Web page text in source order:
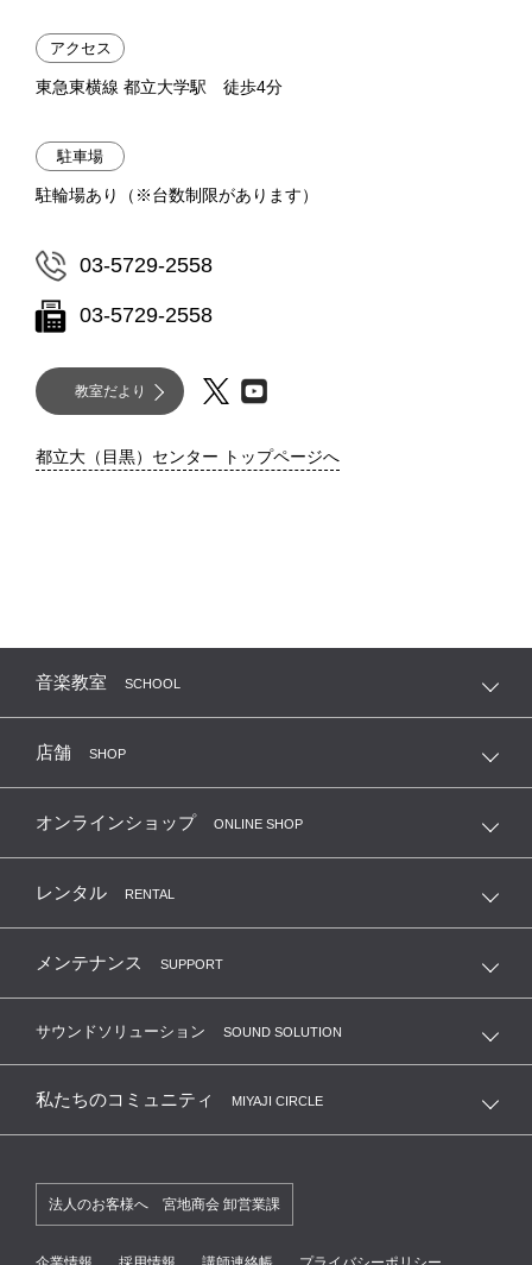
アクセス
東急東横線 都立大学駅 徒歩4分
駐車場
駐輪場あり（※台数制限があります）
03-5729-2558
03-5729-2558
教室だより
都立大（目黒）センター トップページへ
音楽教室 SCHOOL
店舗 SHOP
オンラインショップ ONLINE SHOP
レンタル RENTAL
メンテナンス SUPPORT
サウンドソリューション SOUND SOLUTION
私たちのコミュニティ MIYAJI CIRCLE
法人のお客様へ 宮地商会 卸営業課